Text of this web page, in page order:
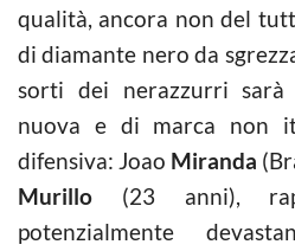
qualità, ancora non del
di diamante nero da
sorti dei nerazzurri sarà
nuova e di marca non
difensiva: Joao Miranda
Murillo (23 anni),
potenzialmente